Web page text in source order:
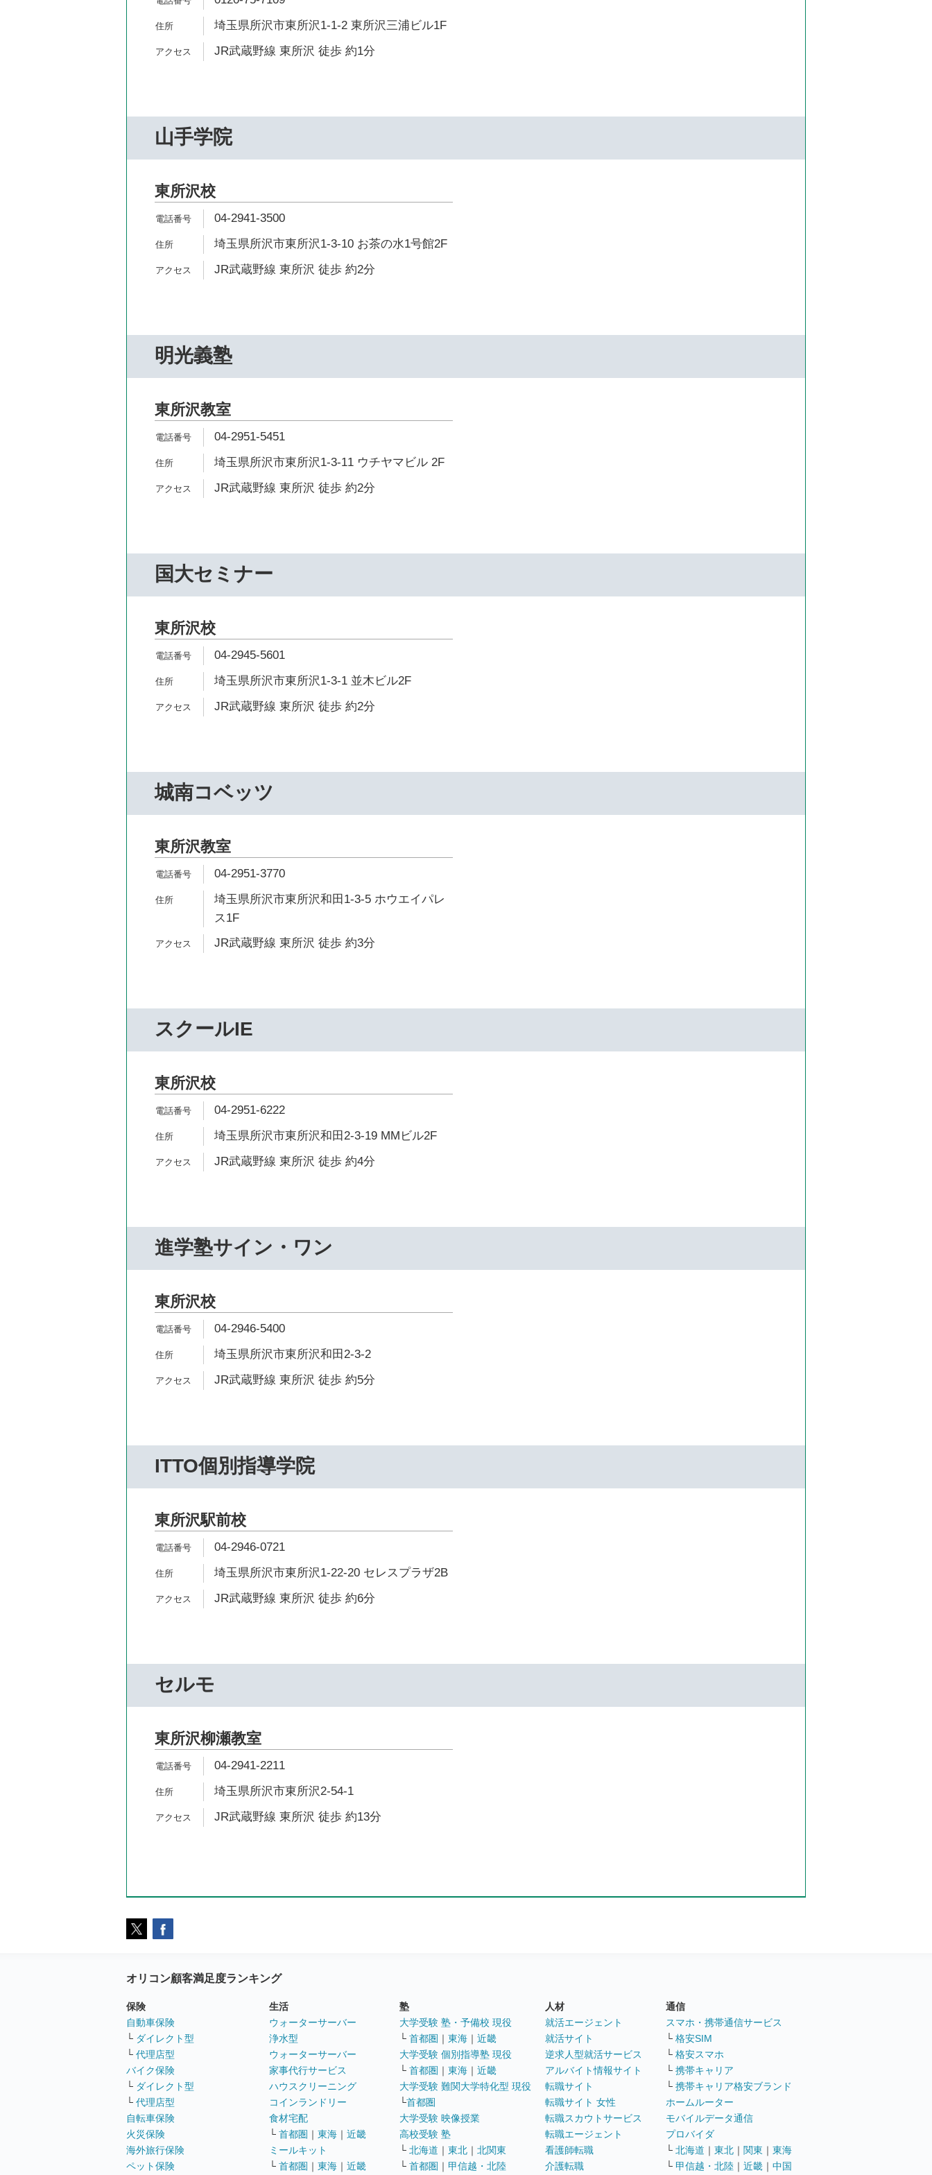
埼玉県所沢市東所沢1-1-2 東所沢三浦ビル1F
JR武蔵野線 東所沢 徒歩 約1分
山手学院
東所沢校
04-2941-3500
埼玉県所沢市東所沢1-3-10 お茶の水1号館2F
JR武蔵野線 東所沢 徒歩 約2分
明光義塾
東所沢教室
04-2951-5451
埼玉県所沢市東所沢1-3-11 ウチヤマビル 2F
JR武蔵野線 東所沢 徒歩 約2分
国大セミナー
東所沢校
04-2945-5601
埼玉県所沢市東所沢1-3-1 並木ビル2F
JR武蔵野線 東所沢 徒歩 約2分
城南コベッツ
東所沢教室
04-2951-3770
埼玉県所沢市東所沢和田1-3-5 ホウエイパレ
ス1F
JR武蔵野線 東所沢 徒歩 約3分
スクールIE
東所沢校
04-2951-6222
埼玉県所沢市東所沢和田2-3-19 MMビル2F
JR武蔵野線 東所沢 徒歩 約4分
進学塾サイン・ワン
東所沢校
04-2946-5400
埼玉県所沢市東所沢和田2-3-2
JR武蔵野線 東所沢 徒歩 約5分
ITTO個別指導学院
東所沢駅前校
04-2946-0721
埼玉県所沢市東所沢1-22-20 セレスプラザ2B
JR武蔵野線 東所沢 徒歩 約6分
セルモ
東所沢柳瀬教室
04-2941-2211
埼玉県所沢市東所沢2-54-1
JR武蔵野線 東所沢 徒歩 約13分
オリコン顧客満足度ランキング
保険
自動車保険
└ ダイレクト型
└ 代理店型
バイク保険
└ ダイレクト型
└ 代理店型
自転車保険
火災保険
海外旅行保険
ペット保険
生活
ウォーターサーバー
浄水型
ウォーターサーバー
家事代行サービス
ハウスクリーニング
コインランドリー
食材宅配
└ 首都圏 ｜ 東海 ｜ 近畿
ミールキット
└ 首都圏 ｜ 東海 ｜ 近畿
塾
大学受験 塾・予備校 現役
└ 首都圏 ｜ 東海 ｜ 近畿
大学受験 個別指導塾 現役
└ 首都圏 ｜ 東海 ｜ 近畿
大学受験 難関大学特化型 現役
└首都圏
大学受験 映像授業
高校受験 塾
└ 北海道 ｜ 東北 ｜ 北関東
└ 首都圏 ｜ 甲信越・北陸
人材
就活エージェント
就活サイト
逆求人型就活サービス
アルバイト情報サイト
転職サイト
転職サイト 女性
転職スカウトサービス
転職エージェント
看護師転職
介護転職
通信
スマホ・携帯通信サービス
└ 格安SIM
└ 格安スマホ
└ 携帯キャリア
└ 携帯キャリア格安ブランド
ホームルーター
モバイルデータ通信
プロバイダ
└ 北海道 ｜ 東北 ｜ 関東 ｜ 東海
└ 甲信越・北陸 ｜ 近畿 ｜ 中国